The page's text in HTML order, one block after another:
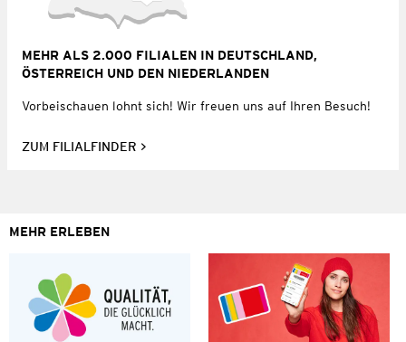
MEHR ALS 2.000 FILIALEN IN DEUTSCHLAND,
ÖSTERREICH UND DEN NIEDERLANDEN
Vorbeischauen lohnt sich! Wir freuen uns auf Ihren Besuch!
ZUM FILIALFINDER
MEHR ERLEBEN